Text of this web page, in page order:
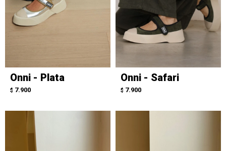
Onni - Plata
$ 7.900
Onni - Safari
$ 7.900